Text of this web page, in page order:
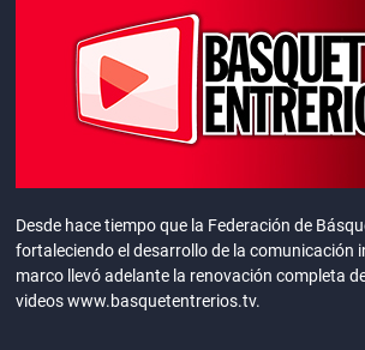
Desde hace tiempo que la Federación de
fortaleciendo el desarrollo de la comunicación
marco llevó adelante la renovación completa
videos www.basquetentrerios.tv.